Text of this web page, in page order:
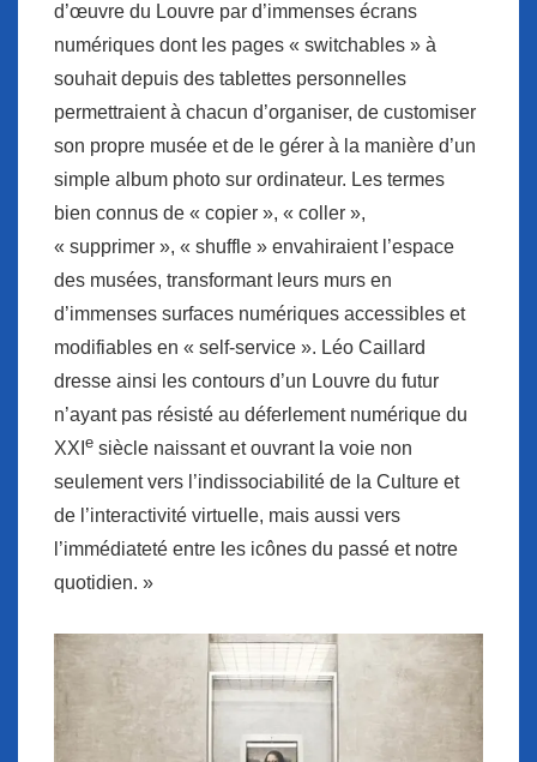
d’œuvre du Louvre par d’immenses écrans
numériques dont les pages « switchables » à
souhait depuis des tablettes personnelles
permettraient à chacun d’organiser, de customiser
son propre musée et de le gérer à la manière d’un
simple album photo sur ordinateur. Les termes
bien connus de « copier », « coller »,
« supprimer », « shuffle » envahiraient l’espace
des musées, transformant leurs murs en
d’immenses surfaces numériques accessibles et
modifiables en « self-service ». Léo Caillard
dresse ainsi les contours d’un Louvre du futur
n’ayant pas résisté au déferlement numérique du
XXI e siècle naissant et ouvrant la voie non
seulement vers l’indissociabilité de la Culture et
de l’interactivité virtuelle, mais aussi vers
l’immédiateté entre les icônes du passé et notre
quotidien. »